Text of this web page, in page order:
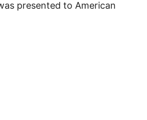
presented to American